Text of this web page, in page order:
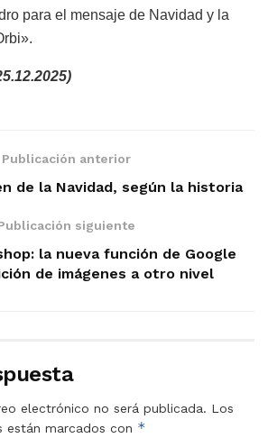
para el mensaje de Navidad y la
Publicación anterior
de la Navidad, según la historia
siguiente
la nueva función de Google
de imágenes a otro nivel
electrónico no será publicada. Los
están marcados con *